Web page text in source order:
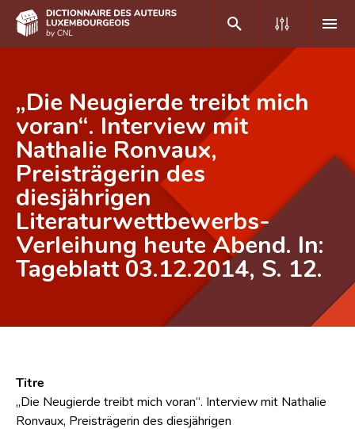
DE FR
Accueil
Auteur(e)s A-Z
Recherche avancée
Foire aux questions
CNL
„Die Neugierde treibt mich
voran“. Interview mit
Nathalie Ronvaux,
Preisträgerin des
diesjährigen
Literaturwettbewerbs-
Verleihung heute Abend. In:
Tageblatt 03.12.2014, S. 12.
Titre
„Die Neugierde treibt mich voran“. Interview mit Nathalie
Ronvaux, Preisträgerin des diesjährigen